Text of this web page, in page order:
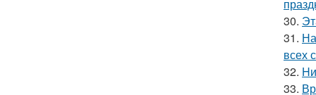
30.
31.
всех
32.
33.